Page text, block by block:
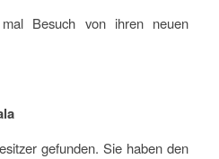
Besuch von ihren neuen
gefunden. Sie haben den